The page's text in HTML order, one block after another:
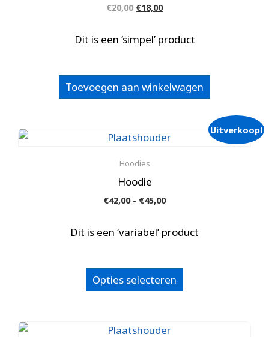
€20,00 Oorspronkelijke
was:
€18,00Huidige
is:
Dit is een ‘simpel’ product
Toevoegen aan winkelwagen
Uitverkoop!
Hoodies
Hoodie
€42,00 - €45,00Prijsklasse:
tot
Dit is een ‘variabel’ product
Opties selecteren
Dit